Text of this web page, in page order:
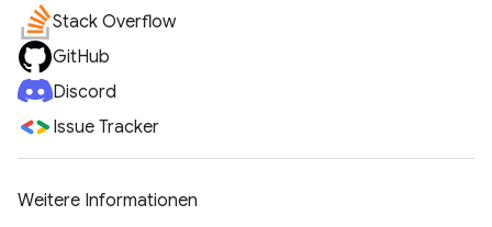
Stack Overflow
GitHub
Discord
Issue Tracker
Weitere Informationen